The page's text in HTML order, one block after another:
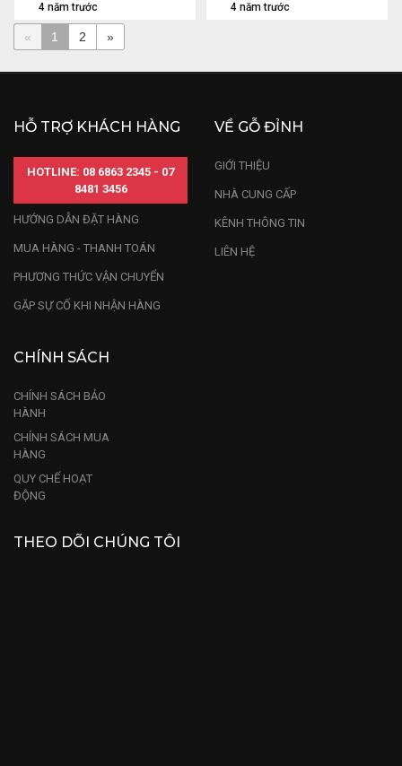
4 năm trước 4 năm trước
« 1 2 »
HỖ TRỢ KHÁCH HÀNG
HOTLINE: 08 6863 2345 - 07
8481 3456
HƯỚNG DẪN ĐẶT HÀNG
MUA HÀNG - THANH TOÁN
PHƯƠNG THỨC VẬN CHUYỂN
GẶP SỰ CỐ KHI NHẬN HÀNG
VỀ GỖ ĐỈNH
GIỚI THIỆU
NHÀ CUNG CẤP
KÊNH THÔNG TIN
LIÊN HỆ
CHÍNH SÁCH
CHÍNH SÁCH BẢO
HÀNH
CHÍNH SÁCH MUA
HÀNG
QUY CHẾ HOẠT
ĐỘNG
THEO DÕI CHÚNG TÔI